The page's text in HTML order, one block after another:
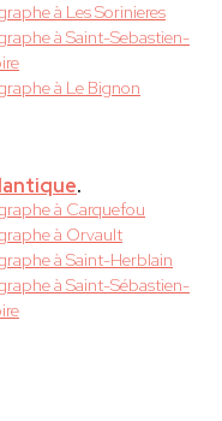
à Les Sorinieres
à Saint-Sebastien-
à Le Bignon
.
à Carquefou
à Orvault
à Saint-Herblain
à Saint-Sébastien-